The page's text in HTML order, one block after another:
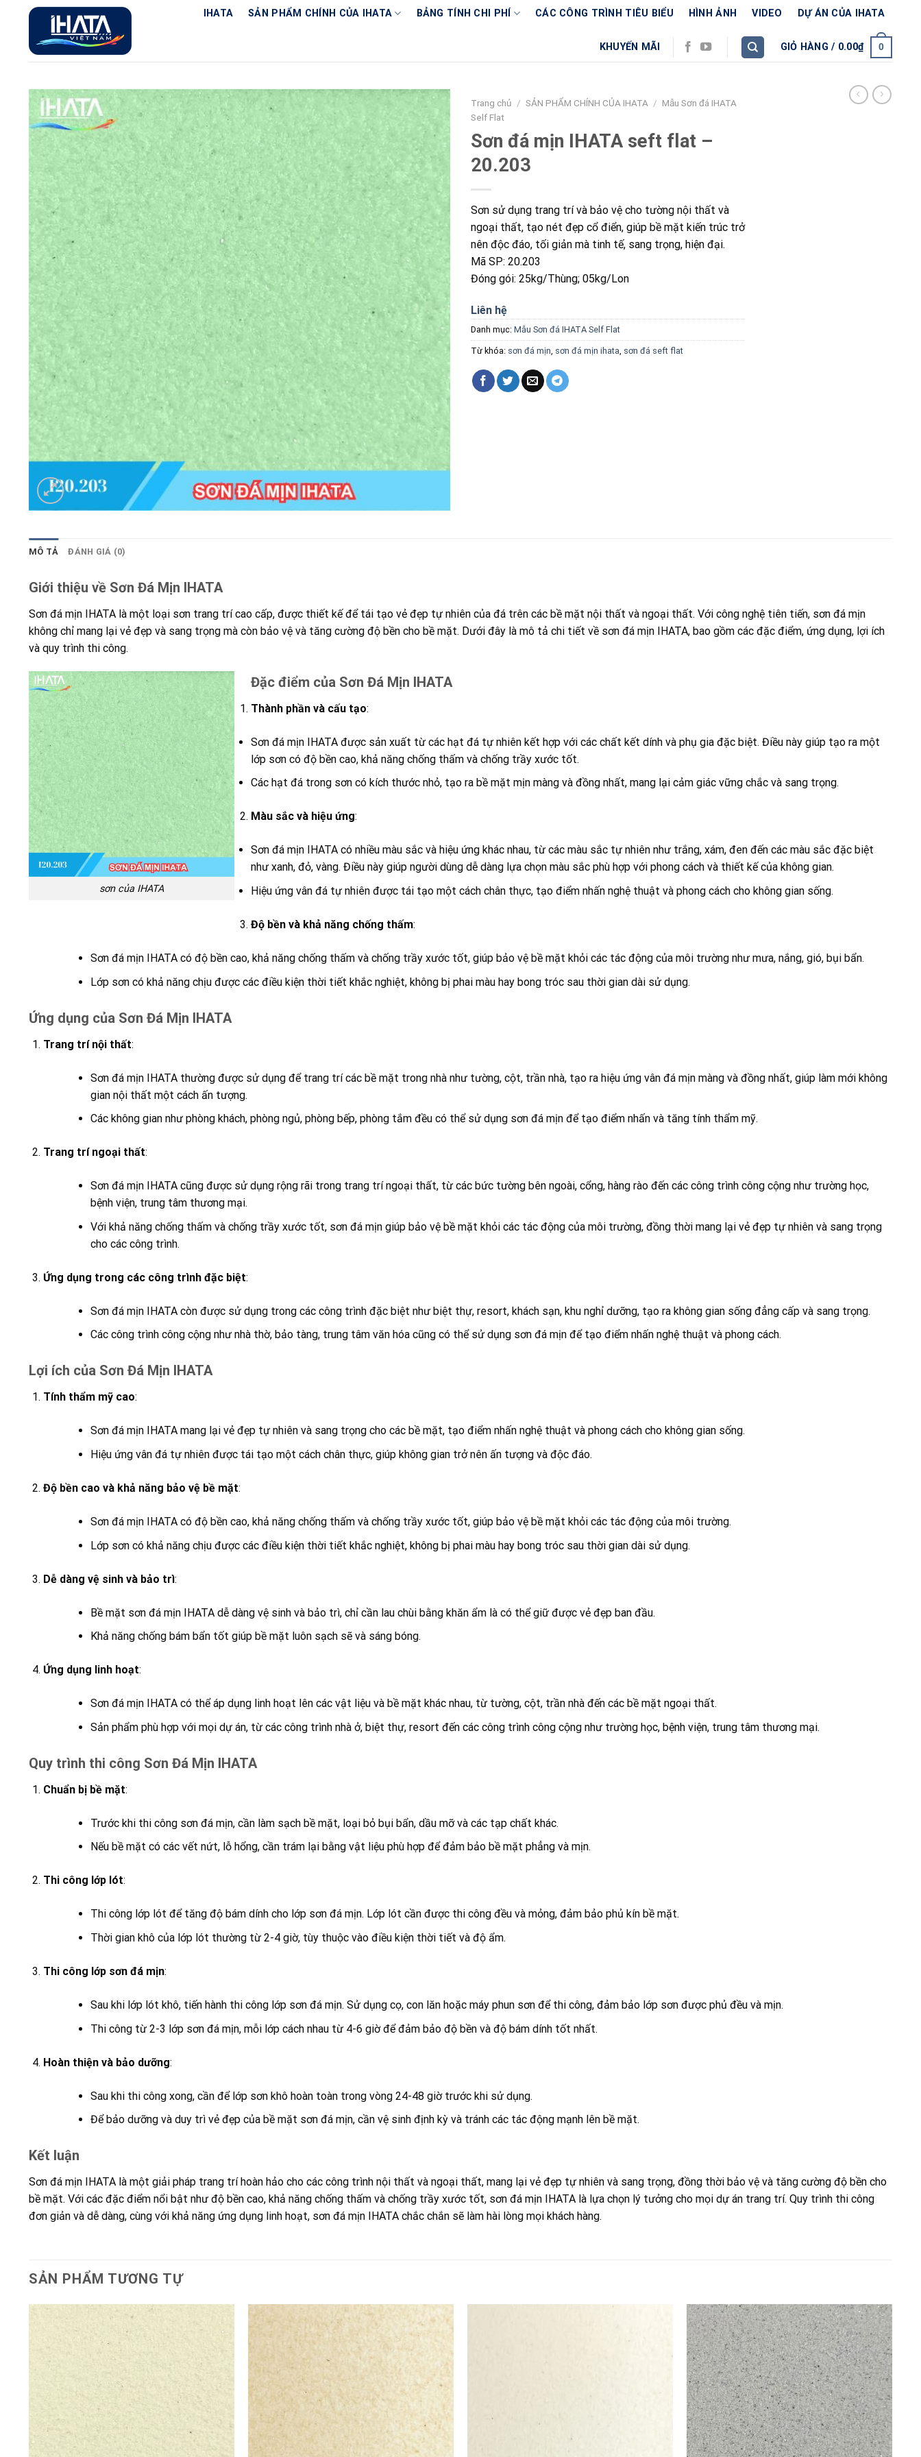
Chuyển
IHATA SẢN PHẨM CHÍNH CỦA IHATA BẢNG TÍNH CHI PHÍ CÁC CÔNG TRÌNH TIÊU BIỂU HÌNH ẢNH VIDEO DỰ ÁN CỦA IHATA
KHUYẾN MÃI GIỎ HÀNG / 0.00₫ 0
Trang chủ / SẢN PHẨM CHÍNH CỦA IHATA / Mẫu Sơn đá IHATA
Self Flat
Sơn đá mịn IHATA seft flat –
20.203
Sơn sử dụng trang trí và bảo vệ cho tường nội thất và
ngoại thất, tạo nét đẹp cổ điển, giúp bề mặt kiến trúc trở
nên độc đáo, tối giản mà tinh tế, sang trọng, hiện đại.
Mã SP: 20.203
Đóng gói: 25kg/Thùng; 05kg/Lon
Liên hệ
Danh mục: Mẫu Sơn đá IHATA Self Flat
Từ khóa: sơn đá mịn sơn đá mịn ihata sơn đá seft flat
MÔ TẢ ĐÁNH GIÁ (0)
Giới thiệu về Sơn Đá Mịn IHATA
Sơn đá mịn IHATA là một loại sơn trang trí cao cấp, được thiết kế để tái tạo vẻ đẹp tự nhiên của đá trên các bề mặt nội thất và ngoại thất. Với công nghệ tiên tiến, sơn đá mịn
không chỉ mang lại vẻ đẹp và sang trọng mà còn bảo vệ và tăng cường độ bền cho bề mặt. Dưới đây là mô tả chi tiết về sơn đá mịn IHATA, bao gồm các đặc điểm, ứng dụng, lợi ích
và quy trình thi công.
sơn của IHATA
Đặc điểm của Sơn Đá Mịn IHATA
Thành phần và cấu tạo:
Sơn đá mịn IHATA được sản xuất từ các hạt đá tự nhiên kết hợp với các chất kết dính và phụ gia đặc biệt. Điều này giúp tạo ra một
lớp sơn có độ bền cao, khả năng chống thấm và chống trầy xước tốt.
Các hạt đá trong sơn có kích thước nhỏ, tạo ra bề mặt mịn màng và đồng nhất, mang lại cảm giác vững chắc và sang trọng.
Màu sắc và hiệu ứng:
Sơn đá mịn IHATA có nhiều màu sắc và hiệu ứng khác nhau, từ các màu sắc tự nhiên như trắng, xám, đen đến các màu sắc đặc biệt
như xanh, đỏ, vàng. Điều này giúp người dùng dễ dàng lựa chọn màu sắc phù hợp với phong cách và thiết kế của không gian.
Hiệu ứng vân đá tự nhiên được tái tạo một cách chân thực, tạo điểm nhấn nghệ thuật và phong cách cho không gian sống.
Độ bền và khả năng chống thấm:
Sơn đá mịn IHATA có độ bền cao, khả năng chống thấm và chống trầy xước tốt, giúp bảo vệ bề mặt khỏi các tác động của môi trường như mưa, nắng, gió, bụi bẩn.
Lớp sơn có khả năng chịu được các điều kiện thời tiết khắc nghiệt, không bị phai màu hay bong tróc sau thời gian dài sử dụng.
Ứng dụng của Sơn Đá Mịn IHATA
Trang trí nội thất:
Sơn đá mịn IHATA thường được sử dụng để trang trí các bề mặt trong nhà như tường, cột, trần nhà, tạo ra hiệu ứng vân đá mịn màng và đồng nhất, giúp làm mới không
gian nội thất một cách ấn tượng.
Các không gian như phòng khách, phòng ngủ, phòng bếp, phòng tắm đều có thể sử dụng sơn đá mịn để tạo điểm nhấn và tăng tính thẩm mỹ.
Trang trí ngoại thất:
Sơn đá mịn IHATA cũng được sử dụng rộng rãi trong trang trí ngoại thất, từ các bức tường bên ngoài, cổng, hàng rào đến các công trình công cộng như trường học,
bệnh viện, trung tâm thương mại.
Với khả năng chống thấm và chống trầy xước tốt, sơn đá mịn giúp bảo vệ bề mặt khỏi các tác động của môi trường, đồng thời mang lại vẻ đẹp tự nhiên và sang trọng
cho các công trình.
Ứng dụng trong các công trình đặc biệt:
Sơn đá mịn IHATA còn được sử dụng trong các công trình đặc biệt như biệt thự, resort, khách sạn, khu nghỉ dưỡng, tạo ra không gian sống đẳng cấp và sang trọng.
Các công trình công cộng như nhà thờ, bảo tàng, trung tâm văn hóa cũng có thể sử dụng sơn đá mịn để tạo điểm nhấn nghệ thuật và phong cách.
Lợi ích của Sơn Đá Mịn IHATA
Tính thẩm mỹ cao:
Sơn đá mịn IHATA mang lại vẻ đẹp tự nhiên và sang trọng cho các bề mặt, tạo điểm nhấn nghệ thuật và phong cách cho không gian sống.
Hiệu ứng vân đá tự nhiên được tái tạo một cách chân thực, giúp không gian trở nên ấn tượng và độc đáo.
Độ bền cao và khả năng bảo vệ bề mặt:
Sơn đá mịn IHATA có độ bền cao, khả năng chống thấm và chống trầy xước tốt, giúp bảo vệ bề mặt khỏi các tác động của môi trường.
Lớp sơn có khả năng chịu được các điều kiện thời tiết khắc nghiệt, không bị phai màu hay bong tróc sau thời gian dài sử dụng.
Dễ dàng vệ sinh và bảo trì:
Bề mặt sơn đá mịn IHATA dễ dàng vệ sinh và bảo trì, chỉ cần lau chùi bằng khăn ẩm là có thể giữ được vẻ đẹp ban đầu.
Khả năng chống bám bẩn tốt giúp bề mặt luôn sạch sẽ và sáng bóng.
Ứng dụng linh hoạt:
Sơn đá mịn IHATA có thể áp dụng linh hoạt lên các vật liệu và bề mặt khác nhau, từ tường, cột, trần nhà đến các bề mặt ngoại thất.
Sản phẩm phù hợp với mọi dự án, từ các công trình nhà ở, biệt thự, resort đến các công trình công cộng như trường học, bệnh viện, trung tâm thương mại.
Quy trình thi công Sơn Đá Mịn IHATA
Chuẩn bị bề mặt:
Trước khi thi công sơn đá mịn, cần làm sạch bề mặt, loại bỏ bụi bẩn, dầu mỡ và các tạp chất khác.
Nếu bề mặt có các vết nứt, lỗ hổng, cần trám lại bằng vật liệu phù hợp để đảm bảo bề mặt phẳng và mịn.
Thi công lớp lót:
Thi công lớp lót để tăng độ bám dính cho lớp sơn đá mịn. Lớp lót cần được thi công đều và mỏng, đảm bảo phủ kín bề mặt.
Thời gian khô của lớp lót thường từ 2-4 giờ, tùy thuộc vào điều kiện thời tiết và độ ẩm.
Thi công lớp sơn đá mịn:
Sau khi lớp lót khô, tiến hành thi công lớp sơn đá mịn. Sử dụng cọ, con lăn hoặc máy phun sơn để thi công, đảm bảo lớp sơn được phủ đều và mịn.
Thi công từ 2-3 lớp sơn đá mịn, mỗi lớp cách nhau từ 4-6 giờ để đảm bảo độ bền và độ bám dính tốt nhất.
Hoàn thiện và bảo dưỡng:
Sau khi thi công xong, cần để lớp sơn khô hoàn toàn trong vòng 24-48 giờ trước khi sử dụng.
Để bảo dưỡng và duy trì vẻ đẹp của bề mặt sơn đá mịn, cần vệ sinh định kỳ và tránh các tác động mạnh lên bề mặt.
Kết luận
Sơn đá mịn IHATA là một giải pháp trang trí hoàn hảo cho các công trình nội thất và ngoại thất, mang lại vẻ đẹp tự nhiên và sang trọng, đồng thời bảo vệ và tăng cường độ bền cho
bề mặt. Với các đặc điểm nổi bật như độ bền cao, khả năng chống thấm và chống trầy xước tốt, sơn đá mịn IHATA là lựa chọn lý tưởng cho mọi dự án trang trí. Quy trình thi công
đơn giản và dễ dàng, cùng với khả năng ứng dụng linh hoạt, sơn đá mịn IHATA chắc chắn sẽ làm hài lòng mọi khách hàng.
SẢN PHẨM TƯƠNG TỰ